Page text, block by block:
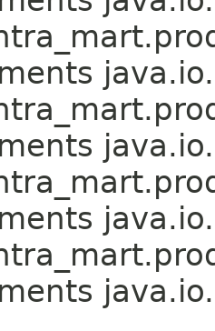
java.io.
java.io.
java.io.
java.io.